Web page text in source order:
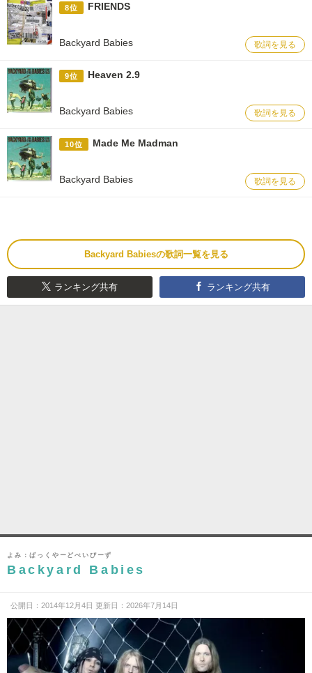
8位 FRIENDS
Backyard Babies 歌詞を見る
9位 Heaven 2.9
Backyard Babies 歌詞を見る
10位 Made Me Madman
Backyard Babies 歌詞を見る
Backyard Babiesの歌詞一覧を見る
ランキング共有 ランキング共有
よみ：ばっくやーどべいびーず
Backyard Babies
公開日：2014年12月4日 更新日：2026年7月14日